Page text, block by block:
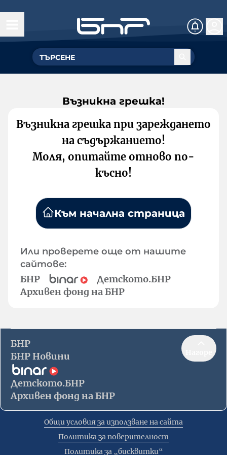
Възникна грешка!
Възникна грешка при зареждането
на съдържанието!
Моля, опитайте отново по-
късно!
Към начална страница
Или проверете още от нашите
сайтове:
БНР
Детското.БНР
Архивен фонд на БНР
БНР
БНР Новини
Детското.БНР
Архивен фонд на БНР
Общи условия за използване на сайта
Политика за поверителност
Политика за „бисквитки“